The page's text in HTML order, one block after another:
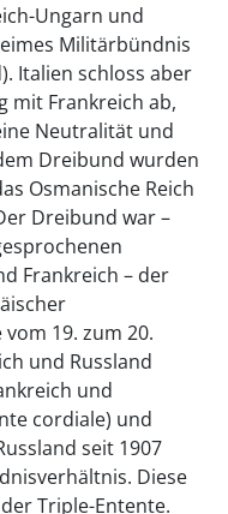
Ungarn und
Militärbündnis
Italien schloss aber
mit Frankreich ab,
Neutralität und
Dreibund wurden
Osmanische Reich
Dreibund war –
Frankreich – der
19. zum 20.
und Russland
und
cordiale) und
seit 1907
Diese
Triple-Entente.